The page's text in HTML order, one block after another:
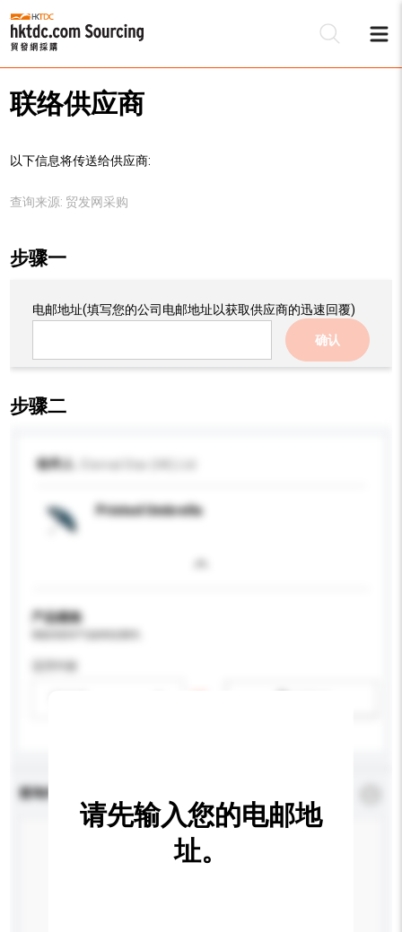
联络供应商
以下信息将传送给供应商:
查询来源: 贸发网采购
步骤一
电邮地址(填写您的公司电邮地址以获取供应商的迅速回覆)
确认
步骤二
收件人
Printed Umbrella
产品规格
适用年龄
查询内容
请先输入您的电邮地
址。